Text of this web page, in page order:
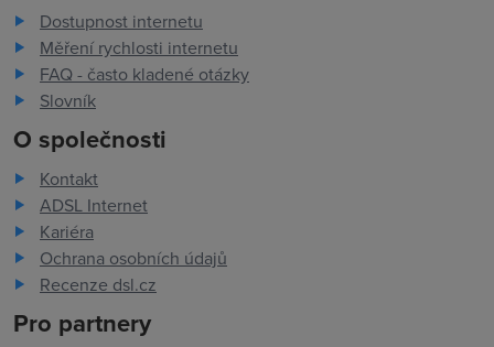
Dostupnost internetu
Měření rychlosti internetu
FAQ - často kladené otázky
Slovník
O společnosti
Kontakt
ADSL Internet
Kariéra
Ochrana osobních údajů
Recenze dsl.cz
Pro partnery